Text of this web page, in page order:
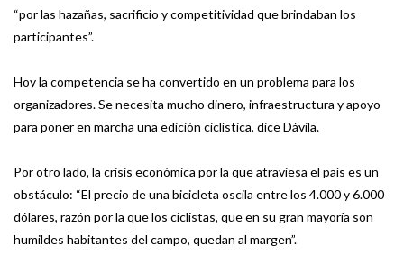
“por las hazañas, sacrificio y competitividad que brindaban los
participantes”.
Hoy la competencia se ha convertido en un problema para los
organizadores. Se necesita mucho dinero, infraestructura y apoyo
para poner en marcha una edición ciclística, dice Dávila.
Por otro lado, la crisis económica por la que atraviesa el país es un
obstáculo: “El precio de una bicicleta oscila entre los 4.000 y 6.000
dólares, razón por la que los ciclistas, que en su gran mayoría son
humildes habitantes del campo, quedan al margen”.